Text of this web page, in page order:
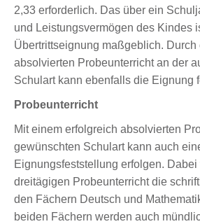
2,33 erforderlich. Das über ein
und Leistungsvermögen des Kindes
Übertrittseignung maßgeblich. Durch
absolvierten Probeunterricht an der
Schulart kann ebenfalls die Eignung
Probeunterricht
Mit einem erfolgreich absolvierten
gewünschten Schulart kann auch
Eignungsfeststellung erfolgen.
dreitägigen Probeunterricht die
den Fächern Deutsch und
beiden Fächern werden auch